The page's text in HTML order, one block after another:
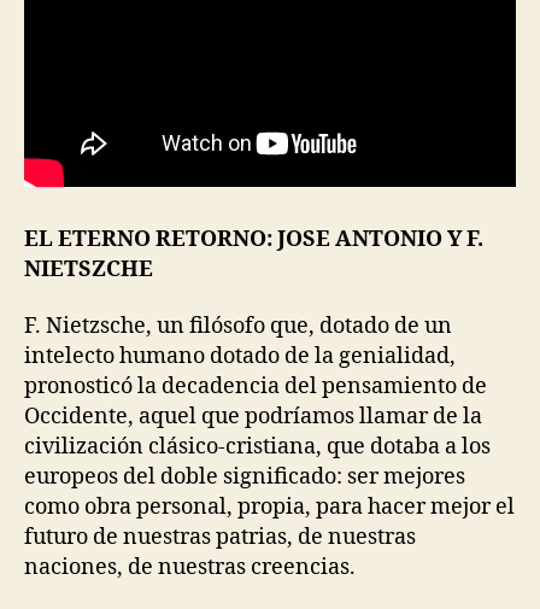
EL ETERNO RETORNO: JOSE ANTONIO Y F.
NIETSZCHE
F. Nietzsche, un filósofo que, dotado de un
intelecto humano dotado de la genialidad,
pronosticó la decadencia del pensamiento de
Occidente, aquel que podríamos llamar de la
civilización clásico-cristiana, que dotaba a los
europeos del doble significado: ser mejores
como obra personal, propia, para hacer mejor el
futuro de nuestras patrias, de nuestras
naciones, de nuestras creencias.